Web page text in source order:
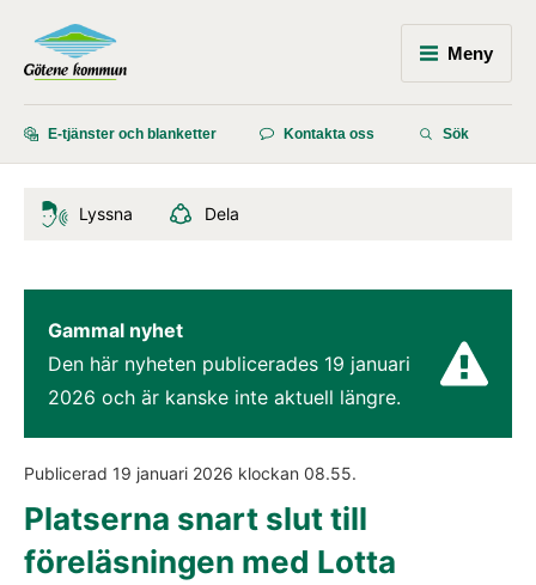
Meny
E-tjänster och blanketter Kontakta oss Sök
Lyssna Dela
Gammal nyhet
Den här nyheten publicerades 19 januari
2026 och är kanske inte aktuell längre.
Publicerad 19 januari 2026 klockan 08.55.
Platserna snart slut till
föreläsningen med Lotta